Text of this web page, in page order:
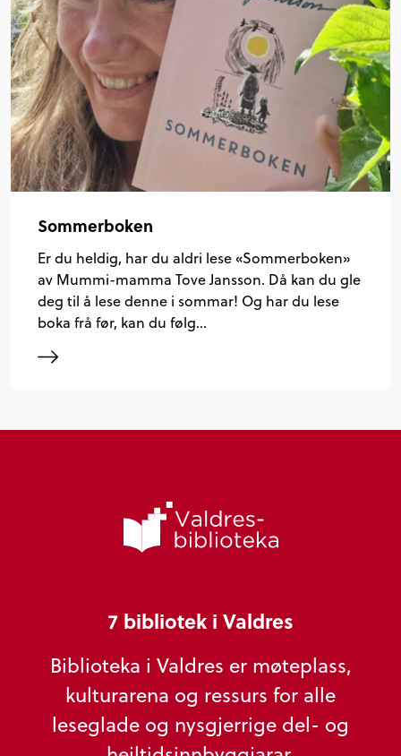
Sommerboken
Er du heldig, har du aldri lese «Sommerboken»
av Mummi-mamma Tove Jansson. Då kan du gle
deg til å lese denne i sommar! Og har du lese
boka frå før, kan du følg…
7 bibliotek i Valdres
Biblioteka i Valdres er møteplass,
kulturarena og ressurs for alle
leseglade og nysgjerrige del- og